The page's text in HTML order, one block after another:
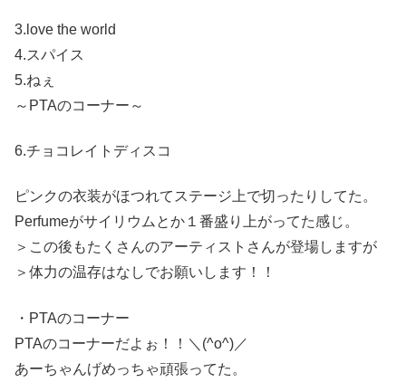
3.love the world
4.スパイス
5.ねぇ
～PTAのコーナー～
6.チョコレイトディスコ
ピンクの衣装がほつれてステージ上で切ったりしてた。
Perfumeがサイリウムとか１番盛り上がってた感じ。
＞この後もたくさんのアーティストさんが登場しますが
＞体力の温存はなしでお願いします！！
・PTAのコーナー
PTAのコーナーだよぉ！！＼(^o^)／
あーちゃんげめっちゃ頑張ってた。